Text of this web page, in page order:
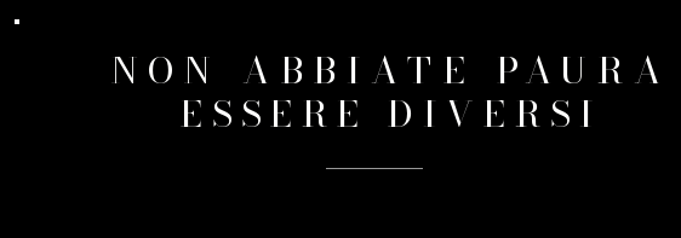
NON ABBIATE PAURA
ESSERE DIVERSI